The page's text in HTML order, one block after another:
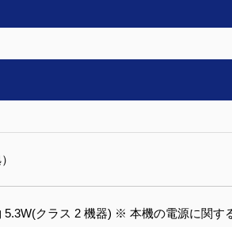
5.3W(クラス 2 機器) ※ 本機の電源に関